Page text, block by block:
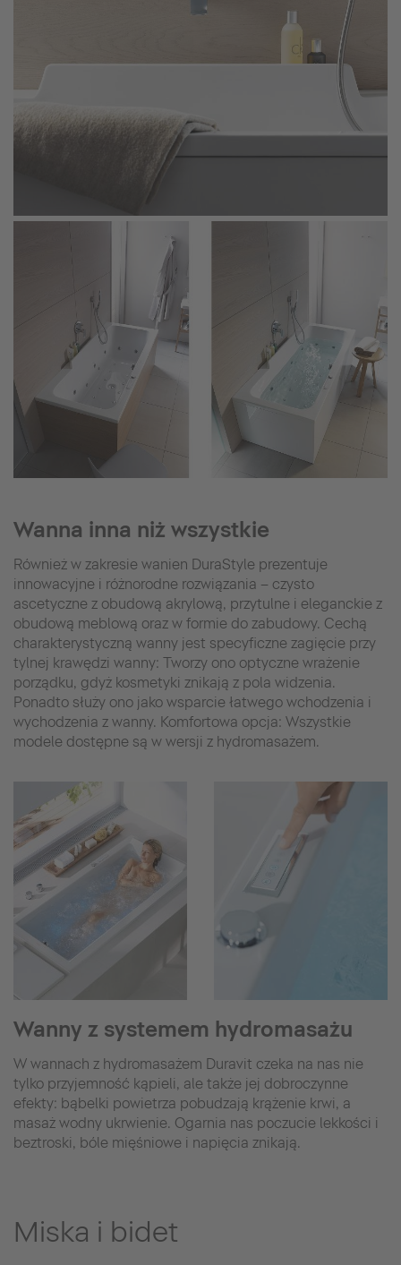
Wanna inna niż wszystkie
Również w zakresie wanien DuraStyle prezentuje
innowacyjne i różnorodne rozwiązania – czysto
ascetyczne z obudową akrylową, przytulne i eleganckie z
obudową meblową oraz w formie do zabudowy. Cechą
charakterystyczną wanny jest specyficzne zagięcie przy
tylnej krawędzi wanny: Tworzy ono optyczne wrażenie
porządku, gdyż kosmetyki znikają z pola widzenia.
Ponadto służy ono jako wsparcie łatwego wchodzenia i
wychodzenia z wanny. Komfortowa opcja: Wszystkie
modele dostępne są w wersji z hydromasażem.
Wanny z systemem hydromasażu
W wannach z hydromasażem Duravit czeka na nas nie
tylko przyjemność kąpieli, ale także jej dobroczynne
efekty: bąbelki powietrza pobudzają krążenie krwi, a
masaż wodny ukrwienie. Ogarnia nas poczucie lekkości i
beztroski, bóle mięśniowe i napięcia znikają.
Miska i bidet